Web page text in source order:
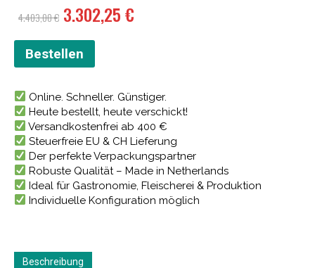
4.403,00€ Ursprünglicher
Preis
war:
4.403,00 €
3.302,25€
Bestellen
Online. Schneller. Günstiger.
Heute bestellt, heute verschickt!
Versandkostenfrei ab 400 €
Steuerfreie EU & CH Lieferung
Der perfekte Verpackungspartner
Robuste Qualität – Made in Netherlands
Ideal für Gastronomie, Fleischerei & Produktion
Individuelle Konfiguration möglich
Beschreibung